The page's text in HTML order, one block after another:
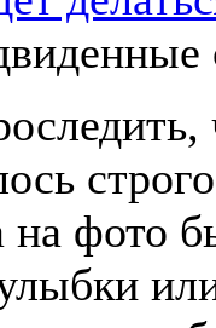
на фото